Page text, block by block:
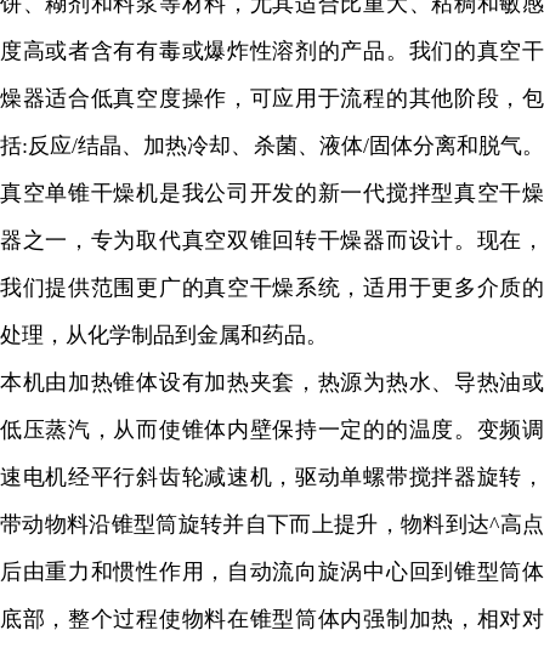
度高或者含有有毒或爆炸性溶剂的产品。我们的真空干
燥器适合低真空度操作，可应用于流程的其他阶段，包
括:反应/结晶、加热冷却、杀菌、液体/固体分离和脱气。
真空单锥干燥机是我公司开发的新一代搅拌型真空干燥
器之一，专为取代真空双锥回转干燥器而设计。现在，
我们提供范围更广的真空干燥系统，适用于更多介质的
处理，从化学制品到金属和药品。
本机由加热锥体设有加热夹套，热源为热水、导热油或
低压蒸汽，从而使锥体内壁保持一定的的温度。变频调
速电机经平行斜齿轮减速机，驱动单螺带搅拌器旋转，
带动物料沿锥型筒旋转并自下而上提升，物料到达^高点
后由重力和惯性作用，自动流向旋涡中心回到锥型筒体
底部，整个过程使物料在锥型筒体内强制加热，相对对